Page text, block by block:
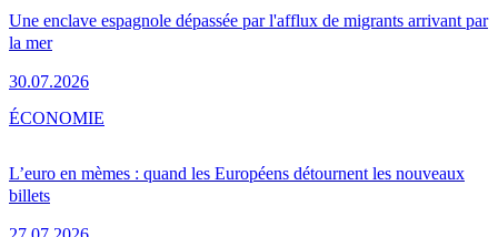
Une enclave espagnole dépassée par l'afflux de migrants arrivant par
la mer
30.07.2026
L’euro en mèmes : quand les Européens détournent les nouveaux
billets
ÉCONOMIE